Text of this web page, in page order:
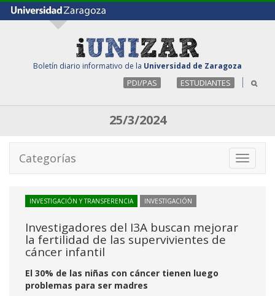
Boletín diario informativo de la Universidad de Zaragoza
PDI/PAS ESTUDIANTES
25/3/2024
Toggle
Categorías
INVESTIGACIÓN Y TRANSFERENCIA INVESTIGACIÓN
Investigadores del I3A buscan mejorar
la fertilidad de las supervivientes de
cáncer infantil
El 30% de las niñas con cáncer tienen luego
problemas para ser madres